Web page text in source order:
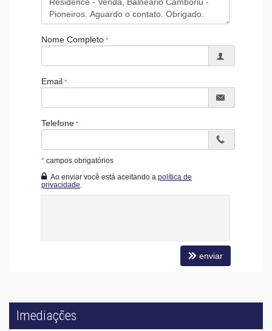
Câmeras de Segurança
Gás Central
Hall Decorado e Mobiliado
Infra para Veículos Elétricos
Estar Social
Nome Completo
Email
Telefone
* campos obrigatórios
Ao enviar você está aceitando a política de
privacidade
enviar
Imediações